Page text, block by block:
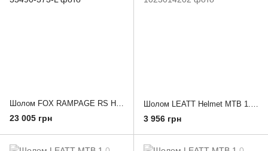
Шолом FOX RAMPAGE RS Helmet - SPLICE [Military], L
23 005 грн
Шолом LEATT Helmet MTB 1.0 Gravity [Fire], M
3 956 грн